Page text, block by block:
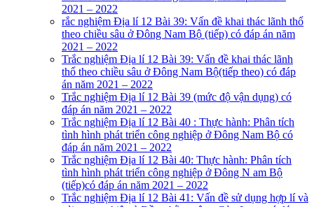
2021 – 2022
rắc nghiệm Địa lí 12 Bài 39: Vấn đề khai thác lãnh thổ
theo chiều sâu ở Đông Nam Bộ (tiếp) có đáp án năm
2021 – 2022
Trắc nghiệm Địa lí 12 Bài 39: Vấn đề khai thác lãnh
thổ theo chiều sâu ở Đông Nam Bộ(tiếp theo) có đáp
án năm 2021 – 2022
Trắc nghiệm Địa lí 12 Bài 39 (mức độ vận dụng) có
đáp án năm 2021 – 2022
Trắc nghiệm Địa lí 12 Bài 40 : Thực hành: Phân tích
tình hình phát triển công nghiệp ở Đông Nam Bộ có
đáp án năm 2021 – 2022
Trắc nghiệm Địa lí 12 Bài 40: Thực hành: Phân tích
tình hình phát triển công nghiệp ở Đông N am Bộ
(tiếp)có đáp án năm 2021 – 2022
Trắc nghiệm Địa lí 12 Bài 41: Vấn đề sử dụng hợp lí và